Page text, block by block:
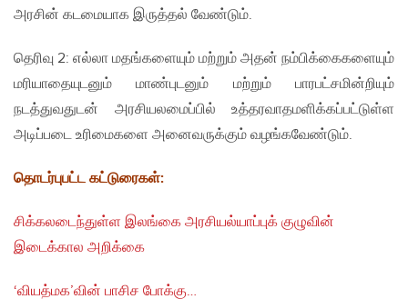
அரசின் கடமையாக இருத்தல் வேண்டும்.
தெரிவு 2: எல்லா மதங்களையும் மற்றும் அதன் நம்பிக்கைகளையும்
மரியாதையுடனும் மாண்புடனும் மற்றும் பாரபட்சமின்றியும்
நடத்துவதுடன் அரசியலமைப்பில் உத்தரவாதமளிக்கப்பட்டுள்ள
அடிப்படை உரிமைகளை அனைவருக்கும் வழங்கவேண்டும்.
தொடர்புபட்ட கட்டுரைகள்:
சிக்கலடைந்துள்ள இலங்கை அரசியல்யாப்புக் குழுவின்
இடைக்கால அறிக்கை
‘வியத்மக’வின் பாசிச போக்கு…